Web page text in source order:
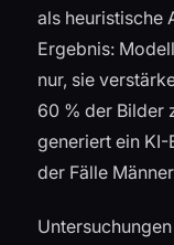
als heuristische
Ergebnis:
nur, sie
60 % der Bilder
generiert ein
der Fälle